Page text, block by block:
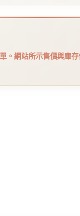
。網站所示售價與庫